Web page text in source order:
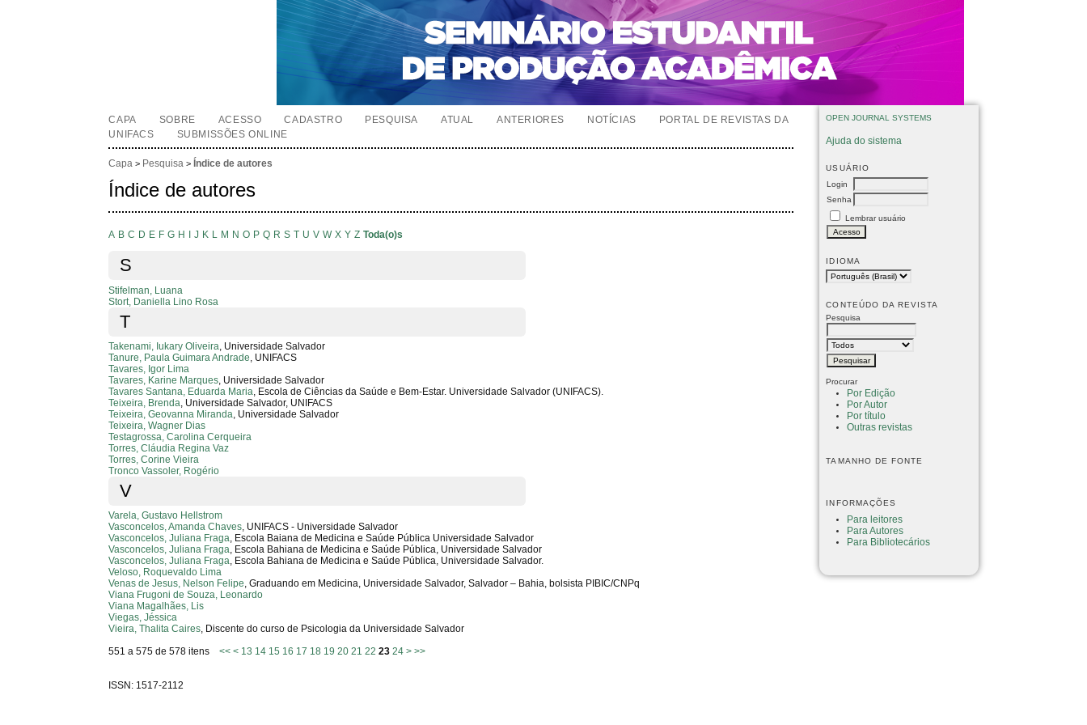
OPEN JOURNAL SYSTEMS
Ajuda do sistema
USUÁRIO
Login
Senha
Lembrar usuário
IDIOMA
CONTEÚDO DA REVISTA
Pesquisa
Procurar
Por Edição
Por Autor
Por título
Outras revistas
TAMANHO DE FONTE
INFORMAÇÕES
Para leitores
Para Autores
Para Bibliotecários
CAPA SOBRE ACESSO CADASTRO PESQUISA ATUAL ANTERIORES NOTÍCIAS
PORTAL DE REVISTAS DA
UNIFACS
SUBMISSÕES ONLINE
Capa > Pesquisa > Índice de autores
Índice de autores
A B C D E F G H J K L M N O P Q R S T U V W X Y Z Toda(o)s
S
Stifelman, Luana
Stort, Daniella Lino Rosa
T
Takenami, Iukary Oliveira, Universidade Salvador
Tanure, Paula Guimara Andrade, UNIFACS
Tavares, Igor Lima
Tavares, Karine Marques, Universidade Salvador
Tavares Santana, Eduarda Maria, Escola de Ciências da Saúde e Bem-Estar. Universidade Salvador (UNIFACS).
Teixeira, Brenda, Universidade Salvador, UNIFACS
Teixeira, Geovanna Miranda, Universidade Salvador
Teixeira, Wagner Dias
Testagrossa, Carolina Cerqueira
Torres, Cláudia Regina Vaz
Torres, Corine Vieira
Tronco Vassoler, Rogério
V
Varela, Gustavo Hellstrom
Vasconcelos, Amanda Chaves, UNIFACS - Universidade Salvador
Vasconcelos, Juliana Fraga, Escola Baiana de Medicina e Saúde Pública Universidade Salvador
Vasconcelos, Juliana Fraga, Escola Bahiana de Medicina e Saúde Pública, Universidade Salvador
Vasconcelos, Juliana Fraga, Escola Bahiana de Medicina e Saúde Pública, Universidade Salvador.
Veloso, Roquevaldo Lima
Venas de Jesus, Nelson Felipe, Graduando em Medicina, Universidade Salvador, Salvador – Bahia, bolsista PIBIC/CNPq
Viana Frugoni de Souza, Leonardo
Viana Magalhães, Lis
Viegas, Jéssica
Vieira, Thalita Caires, Discente do curso de Psicologia da Universidade Salvador
551 a 575 de 578 itens<< < 13 14 15 16 17 18 19 20 21 22 23 24 > >>
ISSN: 1517-2112